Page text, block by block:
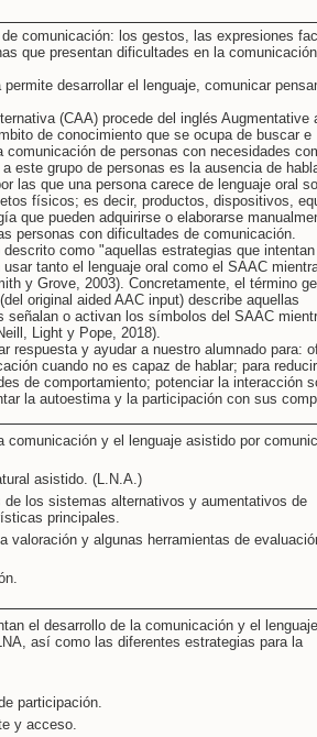
comunicación: los gestos, las expresiones
que presentan dificultades en la
desarrollar el lenguaje, comunicar
(CAA) procede del inglés Augmentative
de conocimiento que se ocupa de buscar e
de personas con necesidades
este grupo de personas es la ausencia de
las que una persona carece de lenguaje oral
físicos; es decir, productos, dispositivos,
que pueden adquirirse o elaborarse
personas con dificultades de comunicación.
como "aquellas estrategias que
tanto el lenguaje oral como el SAAC
y Grove, 2003). Concretamente, el término
original aided AAC input) describe aquellas
señalan o activan los símbolos del SAAC
Light y Pope, 2018).
respuesta y ayudar a nuestro alumnado para:
cuando no es capaz de hablar; para
de comportamiento; potenciar la interacción
la autoestima y la participación con sus
comunicación y el lenguaje asistido por
asistido. (L.N.A.)
los sistemas alternativos y aumentativos de
principales.
valoración y algunas herramientas de
el desarrollo de la comunicación y el
así como las diferentes estrategias para la
participación.
y acceso.